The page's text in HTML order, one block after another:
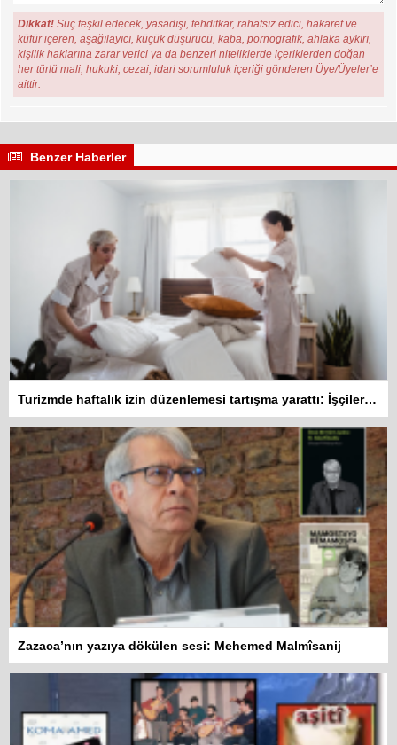
Dikkat! Suç teşkil edecek, yasadışı, tehditkar, rahatsız edici, hakaret ve
küfür içeren, aşağılayıcı, küçük düşürücü, kaba, pornografik, ahlaka aykırı,
kişilik haklarına zarar verici ya da benzeri niteliklerde içeriklerden doğan
her türlü mali, hukuki, cezai, idari sorumluluk içeriği gönderen Üye/Üyeler’e
aittir.
Benzer Haberler
Turizmde haftalık izin düzenlemesi tartışma yarattı: İşçiler 10 gün çalışmadan izin kullanamayacak
Zazaca’nın yazıya dökülen sesi: Mehemed Malmîsanij